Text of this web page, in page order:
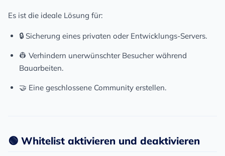
Es ist die ideale Lösung für:
🔒 Sicherung eines privaten oder Entwicklungs-Servers.
👷 Verhindern unerwünschter Besucher während
Bauarbeiten.
🤝 Eine geschlossene Community erstellen.
🟢 Whitelist aktivieren und deaktivieren